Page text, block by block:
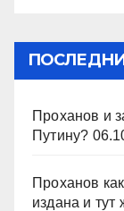
Проханов и
Путину?
Проханов
издана и тут